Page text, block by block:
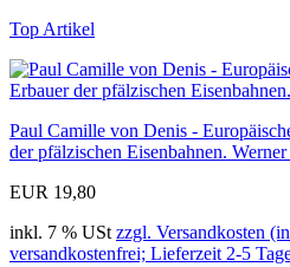
Top Artikel
Paul Camille von Denis -
der pfälzischen Eisenbahnen.
EUR 19,80
inkl. 7 % USt zzgl. Versandkosten
versandkostenfrei; Lieferzeit 2-5